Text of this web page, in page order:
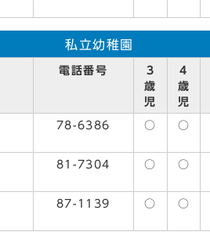
私立幼稚園
電話番号
3
歳
児
4
歳
児
78-6386 ○ ○
81-7304 ○ ○
87-1139 ○ ○